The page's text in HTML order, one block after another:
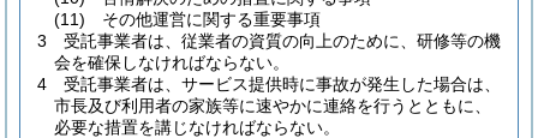
(11)
その他運営に関する重要事項
3
受託事業者は、従業者の資質の向上のために、研修等の機
会を確保しなければならない。
4
受託事業者は、サービス提供時に事故が発生した場合は、
市長及び利用者の家族等に速やかに連絡を行うとともに、
必要な措置を講じなければならない。